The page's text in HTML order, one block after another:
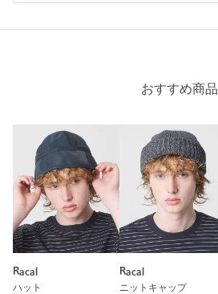
おすすめ商品
Racal
ハット
Racal
ニットキャップ